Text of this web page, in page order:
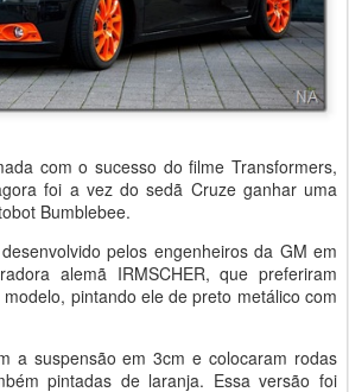
com o sucesso do filme Transformers,
foi a vez do sedã Cruze ganhar uma
Bumblebee.
pelos engenheiros da GM em
alemã IRMSCHER, que preferiram
pintando ele de preto metálico com
a suspensão em 3cm e colocaram rodas
pintadas de laranja. Essa versão foi